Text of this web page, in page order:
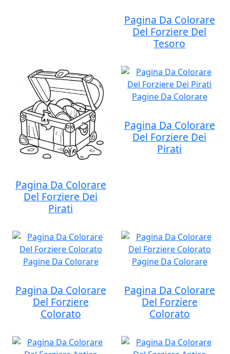
Pagina Da Colorare
Del Forziere Del
Tesoro
Pagina Da Colorare
Del Forziere Dei
Pirati
Pagina Da Colorare
Del Forziere Dei
Pirati
Pagina Da Colorare
Del Forziere
Colorato
Pagina Da Colorare
Del Forziere
Colorato